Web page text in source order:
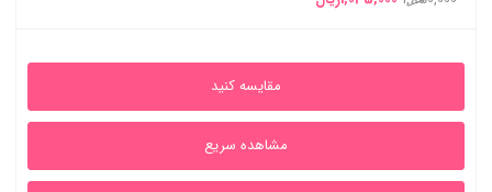
1,850,000ریال
1,035,000ریال
مقایسه کنید
مشاهده سریع